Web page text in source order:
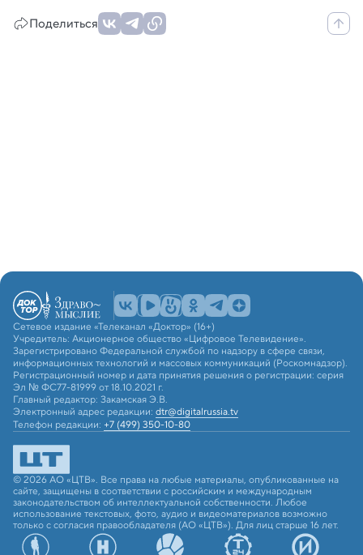
Поделиться
Сетевое издание «Телеканал «Доктор» (16+)
Учредитель: Акционерное общество «Цифровое Телевидение».
Зарегистрировано Федеральной службой по надзору в сфере связи,
информационных технологий и массовых коммуникаций (Роскомнадзор).
Регистрационный номер и дата принятия решения о регистрации: серия
Эл № ФС77-81999 от 18.10.2021 г.
Главный редактор: Закамская Э.В.
Электронный адрес редакции: dtr@digitalrussia.tv
Телефон редакции: +7 (499) 350-10-80
© 2026 АО «ЦТВ». Все права на любые материалы, опубликованные на
сайте, защищены в соответствии с российским и международным
законодательством об интеллектуальной собственности. Любое
использование текстовых, фото, аудио и видеоматериалов возможно
только с согласия правообладателя (АО «ЦТВ»). Для лиц старше 16 лет.